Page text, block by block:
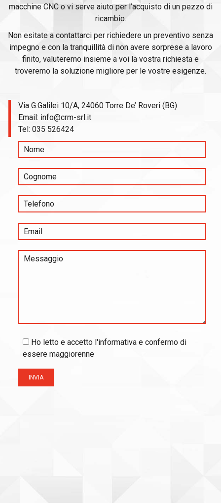
macchine CNC o vi serve aiuto per l’acquisto di un pezzo di
ricambio.
Non esitate a contattarci per richiedere un preventivo senza
impegno e con la tranquillità di non avere sorprese a lavoro
finito, valuteremo insieme a voi la vostra richiesta e
troveremo la soluzione migliore per le vostre esigenze.
Via G.Galilei 10/A, 24060 Torre De’ Roveri (BG)
Email: info@crm-srl.it
Tel:035 526424
Ho letto e accetto l'informativa e confermo di
essere maggiorenne